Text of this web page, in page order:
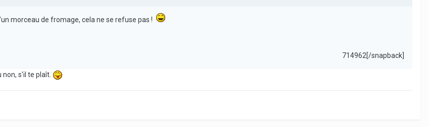
morceau de fromage, cela ne se refuse pas !
714962[/snapback]
s'il te plaît.